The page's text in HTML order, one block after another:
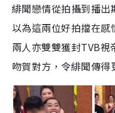
緋聞戀情從拍攝到播
以為這兩位好拍擋在感
兩人亦雙雙獲封TVB
吻賀對方，令緋聞傳得